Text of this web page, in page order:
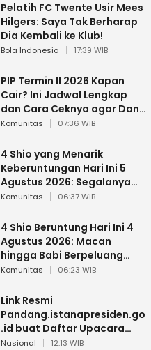
Pelatih FC Twente Usir Mees
Hilgers: Saya Tak Berharap
Dia Kembali ke Klub!
Bola Indonesia 17:39 WIB
PIP Termin II 2026 Kapan
Cair? Ini Jadwal Lengkap
dan Cara Ceknya agar Dana
Tidak Hangus!
Komunitas 07:36 WIB
4 Shio yang Menarik
Keberuntungan Hari Ini 5
Agustus 2026: Segalanya
Berjalan Lancar
Komunitas 06:37 WIB
4 Shio Beruntung Hari Ini 4
Agustus 2026: Macan
hingga Babi Berpeluang
Dapat Kabar Baik
Komunitas 06:23 WIB
Link Resmi
Pandang.istanapresiden.go
.id buat Daftar Upacara
Bendera HUT RI di Istana
Nasional 12:13 WIB